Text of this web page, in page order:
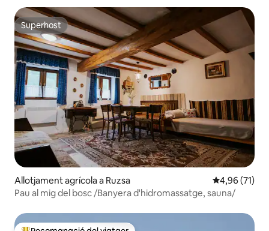
Superhost
Superhost
Allotjament agrícola a Ruzsa 4,96 de
4,96 (71)
Pau al mig del bosc /Banyera d'hidromassatge, sauna/